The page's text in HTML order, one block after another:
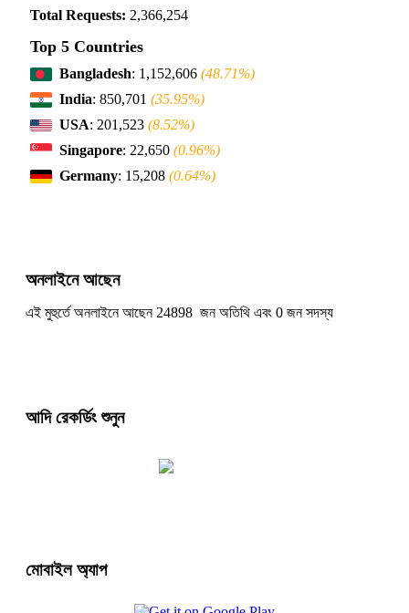
Total Requests: 2,366,254
Top 5 Countries
Bangladesh: 1,152,606 (48.71%)
India: 850,701 (35.95%)
USA: 201,523 (8.52%)
Singapore: 22,650 (0.96%)
Germany: 15,208 (0.64%)
অনলাইনে আছেন
এই মুহুর্তে অনলাইনে আছেন 24898 জন অতিথি এবং 0 জন সদস্য
আদি রেকর্ডিং শুনুন
মোবাইল অ্যাপ